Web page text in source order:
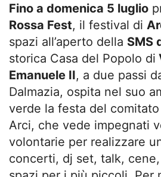
Fino a domenica 5 luglio
Rossa Fest, il festival di
spazi all’aperto della SMS
storica Casa del Popolo di
Emanuele II, a due passi
Dalmazia, ospita nel suo
verde la festa del
Arci, che vede impegnati
volontarie per realizzare
concerti, dj set, talk,